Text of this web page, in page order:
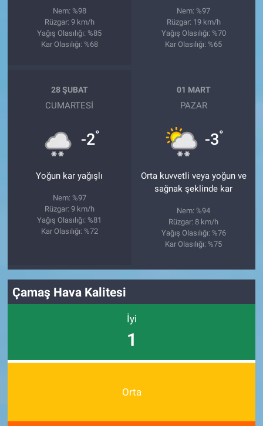
Nem: %98
Rüzgar: 9 km/h
Yağış Olasılığı: %85
Kar Olasılığı: %68
Nem: %97
Rüzgar: 19 km/h
Yağış Olasılığı: %70
Kar Olasılığı: %65
28 ŞUBAT
CUMARTESI
-2°
Yoğun kar yağışlı
Nem: %97
Rüzgar: 9 km/h
Yağış Olasılığı: %81
Kar Olasılığı: %72
01 MART
PAZAR
-3°
Orta kuvvetli veya yoğun ve
sağnak şeklinde kar
Nem: %94
Rüzgar: 8 km/h
Yağış Olasılığı: %76
Kar Olasılığı: %75
Çamaş Hava Kalitesi
İyi
1
Orta